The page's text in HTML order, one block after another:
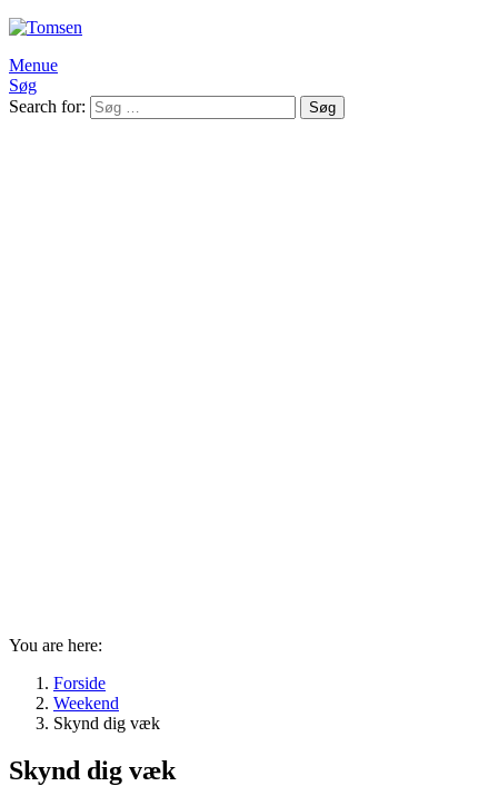
Menue
Søg
Search for:
Søg
You are here:
Forside
Weekend
Skynd dig væk
Skynd dig væk